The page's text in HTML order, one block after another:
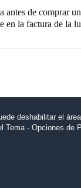
antes de comprar
en la factura de la
deshabilitar el
Tema - Opciones de